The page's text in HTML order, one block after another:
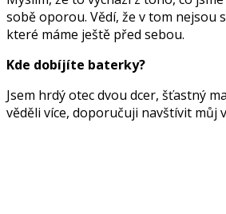
sobě oporou. Vědí, že v tom nejsou
které máme ještě před sebou.
Kde dobíjíte baterky?
Jsem hrdý otec dvou dcer, šťastný
věděli více, doporučuji navštívit